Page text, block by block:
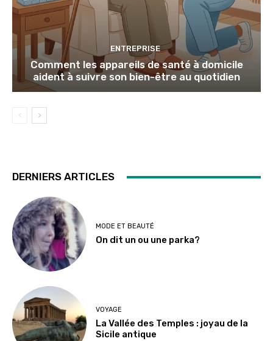
ENTREPRISE
Comment les appareils de santé à domicile
aident à suivre son bien-être au quotidien
DERNIERS ARTICLES
MODE ET BEAUTÉ
On dit un ou une parka?
VOYAGE
La Vallée des Temples : joyau de la
Sicile antique